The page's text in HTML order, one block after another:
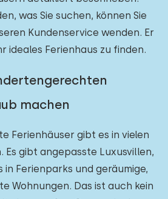
was Sie suchen, können Sie
Kundenservice wenden. Er
ideales Ferienhaus zu finden.
machen
Ferienhäuser gibt es in vielen
Es gibt angepasste Luxusvillen,
Ferienparks und geräumige,
Wohnungen. Das ist auch kein